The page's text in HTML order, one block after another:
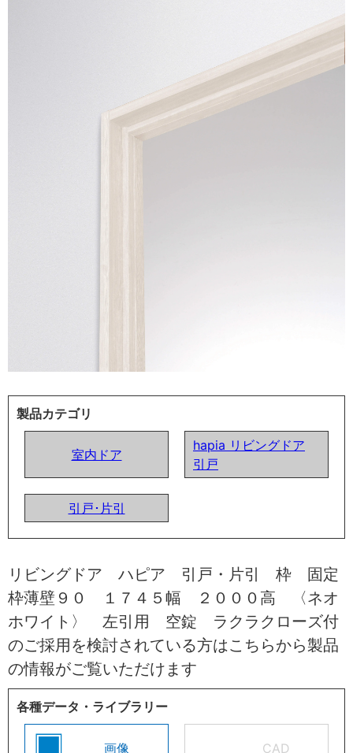
製品カテゴリ
室内ドア
hapia リビングドア
引戸
引戸･片引
リビングドア ハピア 引戸・片引 枠 固定
枠薄壁９０ １７４５幅 ２０００高 〈ネオ
ホワイト〉 左引用 空錠 ラクラクローズ付
のご採用を検討されている方はこちらから製品
の情報がご覧いただけます
各種データ・ライブラリー
画像 CAD